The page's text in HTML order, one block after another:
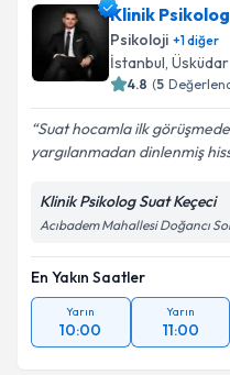
Klinik
Psikoloji +1diğer
İstanbul, Üsküdar
4.8 (5
Suat hocamla ilk
yargılanmadan dinlenmiş
Klinik Psikolog Suat Keçeci
Acıbadem Mahallesi Doğancı
En Yakın Saatler
Yarın
10:00
Yarın
11:00